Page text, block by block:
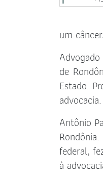
um
de
Estado.
advocacia.
Antônio
federal,
à